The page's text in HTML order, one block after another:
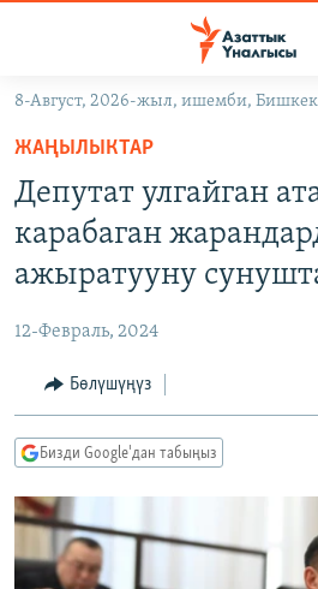
Навигацияга
өтүңүз
Издөөгө
салыңызКЫРГЫЗСТАН
МАДАНИЯТ
ДҮЙНӨ
УКРАИНА
ТВ ПРОГРАММАЛАР
БҮГҮН АЗАТТЫКТА
ДАНИСТЕ
ЭЖЕ-СИҢДИЛЕР
ПОДКАСТ
Русский
ОНЛАЙН ШЕРИНЕ
8-Август, 2026-жыл, ишемби, Бишкек
ЖАҢЫЛЫКТАР
Депутат улгайган
карабаган
ажыратууну
12-Февраль, 2024
Бөлүшүңүз
Бизди Google'дан табыңыз